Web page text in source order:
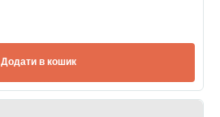
Додати в кошик